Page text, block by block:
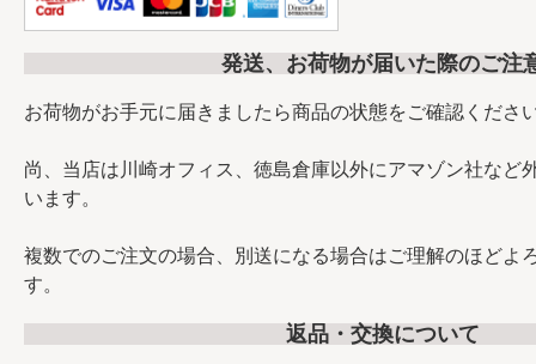
発送、お荷物が届いた際のご注
お荷物がお手元に届きましたら商品の状態をご確認くださ
尚、当店は川崎オフィス、徳島倉庫以外にアマゾン社など
います。
複数でのご注文の場合、別送になる場合はご理解のほどよ
す。
返品・交換について